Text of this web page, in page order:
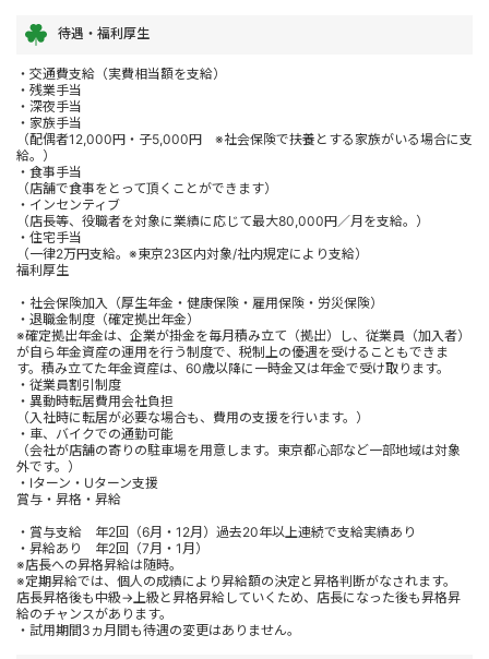
待遇・福利厚生
・交通費支給（実費相当額を支給）
・残業手当
・深夜手当
・家族手当
（配偶者12,000円・子5,000円 ※社会保険で扶養とする家族がいる場合に支
給。）
・食事手当
（店舗で食事をとって頂くことができます）
・インセンティブ
（店長等、役職者を対象に業績に応じて最大80,000円／月を支給。）
・住宅手当
（一律2万円支給。※東京23区内対象/社内規定により支給）
福利厚生
・社会保険加入（厚生年金・健康保険・雇用保険・労災保険）
・退職金制度（確定拠出年金）
※確定拠出年金は、企業が掛金を毎月積み立て（拠出）し、従業員（加入者）
が自ら年金資産の運用を行う制度で、税制上の優遇を受けることもできま
す。積み立てた年金資産は、60歳以降に一時金又は年金で受け取ります。
・従業員割引制度
・異動時転居費用会社負担
（入社時に転居が必要な場合も、費用の支援を行います。）
・車、バイクでの通勤可能
（会社が店舗の寄りの駐車場を用意します。東京都心部など一部地域は対象
外です。）
・Iターン・Uターン支援
賞与・昇格・昇給
・賞与支給 年2回（6月・12月）過去20年以上連続で支給実績あり
・昇給あり 年2回（7月・1月）
※店長への昇格昇給は随時。
※定期昇給では、個人の成績により昇給額の決定と昇格判断がなされます。
店長昇格後も中級→上級と昇格昇給していくため、店長になった後も昇格昇
給のチャンスがあります。
・試用期間3ヵ月間も待遇の変更はありません。